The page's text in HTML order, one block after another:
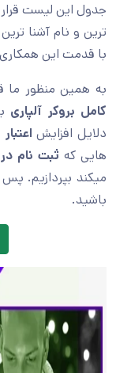
جدول این لیست
ترین و نام آشنا
با قدمت این همکاری به بیش از 2
به همین منظور ما
کامل بروکر آلپاری
دلایل افزایش
هایی که ثبت نام در
میکند بپردازیم. پس
باشید.